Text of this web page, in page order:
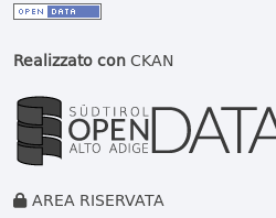
Realizzato conCKAN
AREA RISERVATA